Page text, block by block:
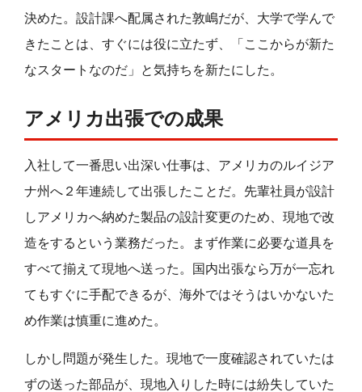
決めた。設計課へ配属された敦嶋だが、大学で学んで
きたことは、すぐには役に立たず、「ここからが新た
なスタートなのだ」と気持ちを新たにした。
アメリカ出張での成果
入社して一番思い出深い仕事は、アメリカのルイジア
ナ州へ２年連続して出張したことだ。先輩社員が設計
しアメリカへ納めた製品の設計変更のため、現地で改
造をするという業務だった。まず作業に必要な道具を
すべて揃えて現地へ送った。国内出張なら万が一忘れ
てもすぐに手配できるが、海外ではそうはいかないた
め作業は慎重に進めた。
しかし問題が発生した。現地で一度確認されていたは
ずの送った部品が、現地入りした時には紛失していた